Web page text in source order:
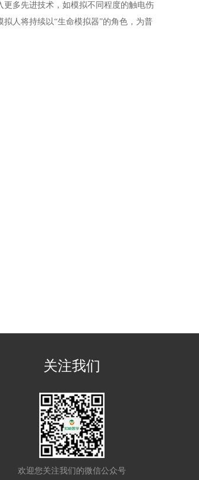
多先进技术，如模拟不同程度的触电伤
人将持续以“生命模拟器”的角色，为普
关注我们
欢迎您关注我们的微信公众号